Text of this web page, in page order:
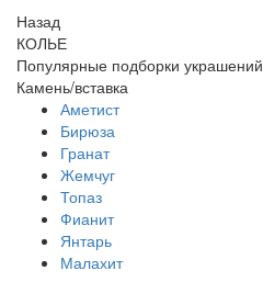
Назад
КОЛЬЕ
Популярные подборки украшений
Камень/вставка
Аметист
Бирюза
Гранат
Жемчуг
Топаз
Фианит
Янтарь
Малахит